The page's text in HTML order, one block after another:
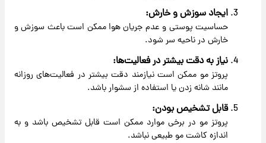
ایجاد سوزش و خارش:
حساسیت پوستی و عدم جریان هوا ممکن است باعث سوزش و
خارش در ناحیه سر شود.
نیاز به دقت بیشتر در فعالیت‌ها:
پروتز مو ممکن است نیازمند دقت بیشتر در فعالیت‌های روزانه
مانند شانه زدن یا استفاده از سشوار باشد.
قابل تشخیص بودن:
پروتز مو در برخی موارد ممکن است قابل تشخیص باشد و به
اندازه کاشت مو طبیعی نباشد.